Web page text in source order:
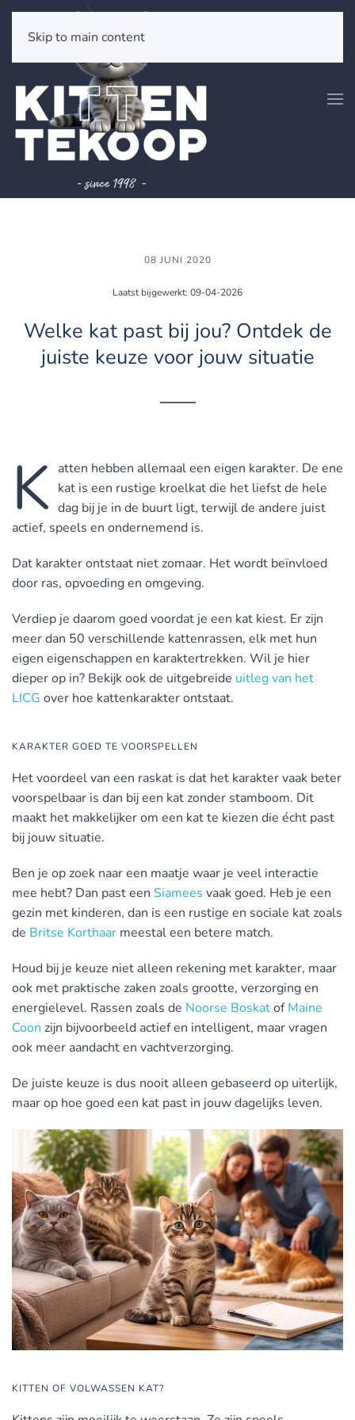
Skip to main content
08 JUNI 2020
Laatst bijgewerkt: 09-04-2026
Welke kat past bij jou? Ontdek de
juiste keuze voor jouw situatie
K atten hebben allemaal een eigen karakter. De ene
kat is een rustige kroelkat die het liefst de hele
dag bij je in de buurt ligt, terwijl de andere juist
actief, speels en ondernemend is.
Dat karakter ontstaat niet zomaar. Het wordt beïnvloed
door ras, opvoeding en omgeving.
Verdiep je daarom goed voordat je een kat kiest. Er zijn
meer dan 50 verschillende kattenrassen, elk met hun
eigen eigenschappen en karaktertrekken. Wil je hier
dieper op in? Bekijk ook de uitgebreide uitleg van het
LICG over hoe kattenkarakter ontstaat.
KARAKTER GOED TE VOORSPELLEN
Het voordeel van een raskat is dat het karakter vaak beter
voorspelbaar is dan bij een kat zonder stamboom. Dit
maakt het makkelijker om een kat te kiezen die écht past
bij jouw situatie.
Ben je op zoek naar een maatje waar je veel interactie
mee hebt? Dan past een Siamees vaak goed. Heb je een
gezin met kinderen, dan is een rustige en sociale kat zoals
de Britse Korthaar meestal een betere match.
Houd bij je keuze niet alleen rekening met karakter, maar
ook met praktische zaken zoals grootte, verzorging en
energielevel. Rassen zoals de Noorse BoskatofMaine
Coon zijn bijvoorbeeld actief en intelligent, maar vragen
ook meer aandacht en vachtverzorging.
De juiste keuze is dus nooit alleen gebaseerd op uiterlijk,
maar op hoe goed een kat past in jouw dagelijks leven.
KITTEN OF VOLWASSEN KAT?